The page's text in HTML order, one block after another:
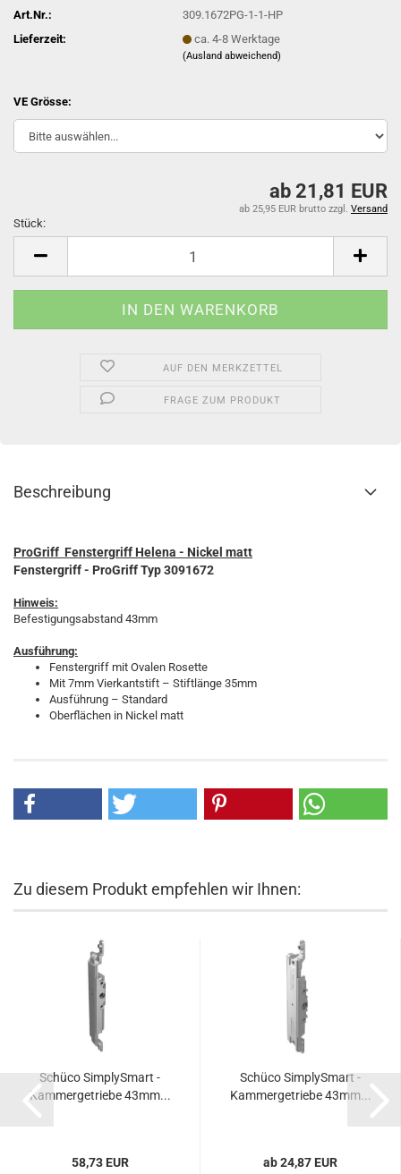
Art.Nr.:
309.1672PG-1-1-HP
Lieferzeit:
ca. 4-8 Werktage
(Ausland abweichend)
VE Grösse:
ab 21,81 EUR
ab 25,95 EUR brutto zzgl. Versand
Stück:
AUF DEN MERKZETTEL
FRAGE ZUM PRODUKT
Beschreibung
ProGriff Fenstergriff Helena - Nickel matt
Fenstergriff - ProGriff Typ 3091672
Hinweis:
Befestigungsabstand 43mm
Ausführung:
Fenstergriff mit Ovalen Rosette
Mit 7mm Vierkantstift – Stiftlänge 35mm
Ausführung – Standard
Oberflächen in Nickel matt
Zu diesem Produkt empfehlen wir Ihnen:
Schü­co Sim­plyS­mart -
Kam­mer­ge­trie­be 43mm...
58,73 EUR
Schü­co Sim­plyS­mart -
Kam­mer­ge­trie­be 43mm...
ab 24,87 EUR